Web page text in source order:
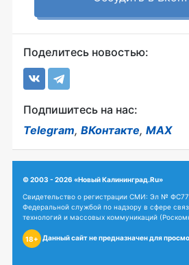
Поделитесь новостью:
Подпишитесь на нас:
Telegram, ВКонтакте, MAX
© 2003 - 2026 «Новый Калининград.Ru»
Свидетельство о регистрации СМИ: Эл №
Федеральной службой по надзору в сфере
технологий и массовых коммуникаций
18+ Данный сайт не предназначен для